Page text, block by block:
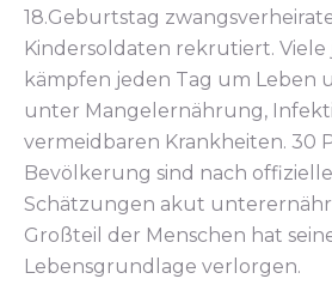
18.Geburtstag
Kindersoldaten rekrutiert.
kämpfen jeden Tag um Leben
unter Mangelernährung,
vermeidbaren Krankheiten. 30
Bevölkerung sind nach
Schätzungen akut
Großteil der Menschen hat
Lebensgrundlage verlorgen.